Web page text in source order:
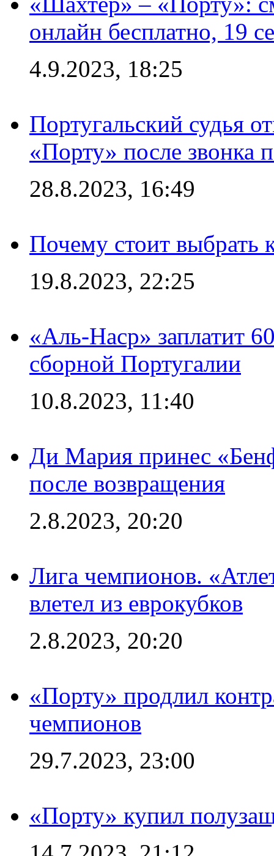
онлайн бесплатно, 19
4.9.2023, 18:25
Португальский судья
«Порту» после звонка
28.8.2023, 16:49
Почему стоит выбрать
19.8.2023, 22:25
«Аль-Наср» заплатит
сборной Португалии
10.8.2023, 11:40
Ди Мария принес
после возвращения
2.8.2023, 20:20
Лига чемпионов.
влетел из еврокубков
2.8.2023, 20:20
«Порту» продлил
чемпионов
29.7.2023, 23:00
«Порту» купил